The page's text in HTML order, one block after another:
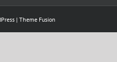
| Theme Fusion